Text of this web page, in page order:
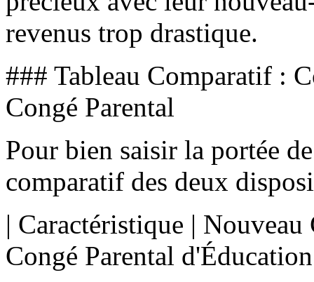
revenus trop drastique.
### Tableau Comparatif :
Congé Parental
Pour bien saisir la portée
comparatif des deux
| Caractéristique |
Congé Parental